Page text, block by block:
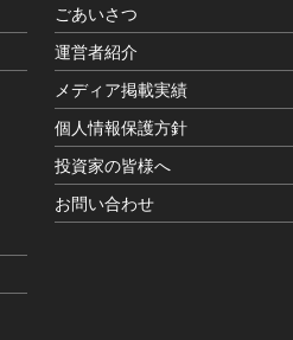
ごあいさつ
運営者紹介
メディア掲載実績
個人情報保護方針
投資家の皆様へ
お問い合わせ